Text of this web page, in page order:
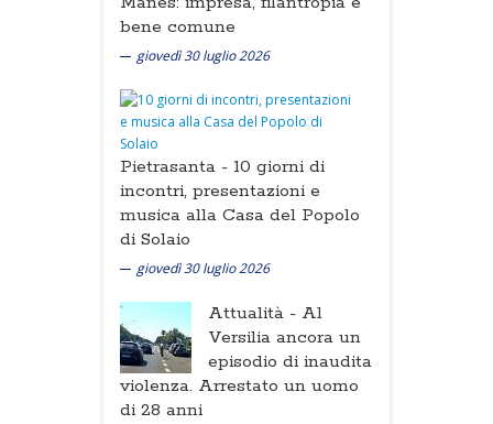
bene comune
giovedì 30 luglio 2026
Pietrasanta - 10 giorni di
incontri, presentazioni e
musica alla Casa del Popolo
di Solaio
giovedì 30 luglio 2026
Attualità - Al
Versilia ancora un
episodio di inaudita
violenza. Arrestato un uomo
di 28 anni